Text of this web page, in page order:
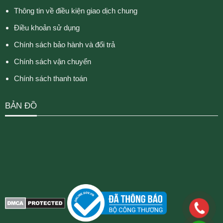
Thông tin về điều kiện giao dịch chung
Điều khoản sử dụng
Chính sách bảo hành và đổi trả
Chính sách vận chuyển
Chính sách thanh toán
BẢN ĐỒ